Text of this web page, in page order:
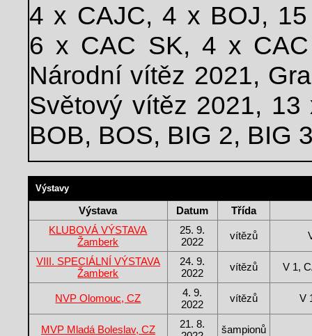
4 x CAJC, 4 x BOJ,
6 x CAC SK, 4 x
Národní vítěz 2021,
Světový vítěz 2021,
BOB, BOS, BIG 2, BIG
Výstavy
Výstava Datum
Třída
KLUBOVÁ VÝSTAVA
Žamberk
25. 9.
2022
vítězů
VIII. SPECIÁLNÍ VÝSTAVA
Žamberk
24. 9.
2022
vítězů V 1,
NVP Olomouc, CZ
4. 9.
2022
vítězů V
MVP Mladá Boleslav, CZ
21. 8.
šampionů